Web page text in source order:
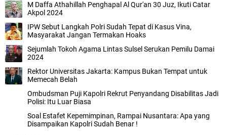
M Daffa Athahillah Penghapal Al Qur'an 30 Juz, Ikuti Catar
Akpol 2024
IPW Sebut Langkah Polri Sudah Tepat di Kasus Vina,
Masyarakat Jangan Termakan Hoaks
Sejumlah Tokoh Agama Lintas Sulsel Serukan Pemilu Damai
2024
Rektor Universitas Jakarta: Kampus Bukan Tempat untuk
Memecah Belah
Ombudsman Puji Kapolri Rekrut Penyandang Disabilitas Jadi
Polisi: Itu Luar Biasa
Soal Estafet Kepemimpinan, Rampai Nusantara: Apa yang
Disampaikan Kapolri Sudah Benar !